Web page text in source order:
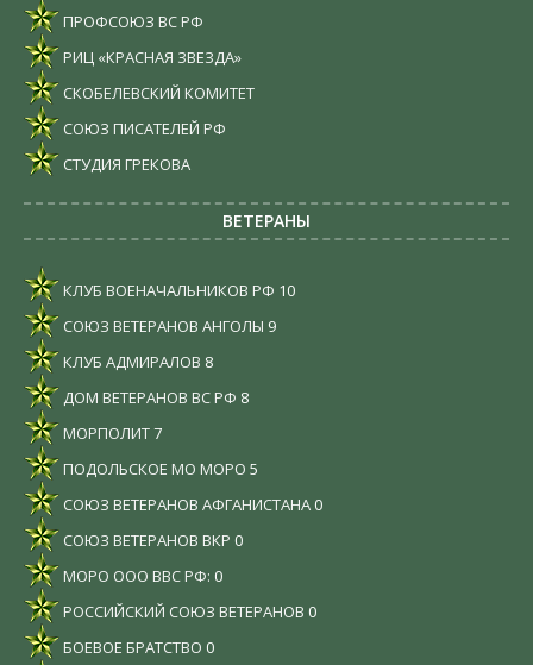
ПРОФСОЮЗ ВС РФ
РИЦ «КРАСНАЯ ЗВЕЗДА»
СКОБЕЛЕВСКИЙ КОМИТЕТ
СОЮЗ ПИСАТЕЛЕЙ РФ
СТУДИЯ ГРЕКОВА
ВЕТЕРАНЫ
КЛУБ ВОЕНАЧАЛЬНИКОВ РФ 10
СОЮЗ ВЕТЕРАНОВ АНГОЛЫ 9
КЛУБ АДМИРАЛОВ 8
ДОМ ВЕТЕРАНОВ ВС РФ 8
МОРПОЛИТ7
ПОДОЛЬСКОЕ МО МОРО 5
СОЮЗ ВЕТЕРАНОВ АФГАНИСТАНА 0
СОЮЗ ВЕТЕРАНОВ ВКР 0
МОРО ООО ВВС РФ: 0
РОССИЙСКИЙ СОЮЗ ВЕТЕРАНОВ 0
БОЕВОЕ БРАТСТВО 0